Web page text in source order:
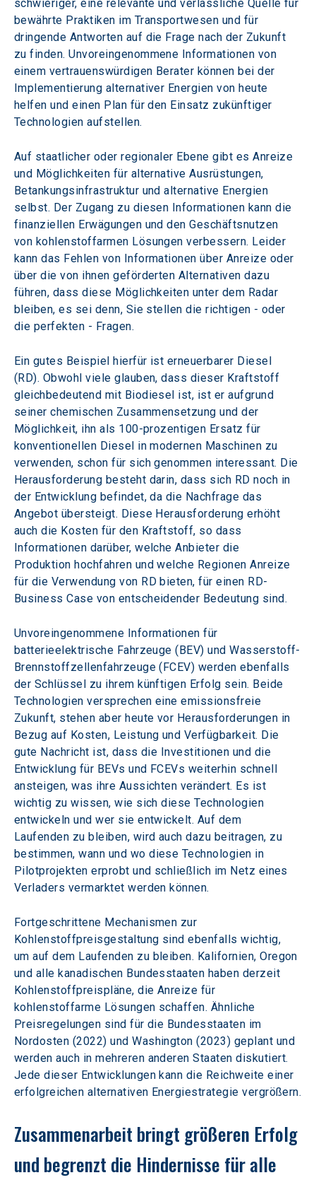
schwieriger, eine relevante und verlässliche Quelle für
bewährte Praktiken im Transportwesen und für
dringende Antworten auf die Frage nach der Zukunft
zu finden. Unvoreingenommene Informationen von
einem vertrauenswürdigen Berater können bei der
Implementierung alternativer Energien von heute
helfen und einen Plan für den Einsatz zukünftiger
Technologien aufstellen.
Auf staatlicher oder regionaler Ebene gibt es Anreize
und Möglichkeiten für alternative Ausrüstungen,
Betankungsinfrastruktur und alternative Energien
selbst. Der Zugang zu diesen Informationen kann die
finanziellen Erwägungen und den Geschäftsnutzen
von kohlenstoffarmen Lösungen verbessern. Leider
kann das Fehlen von Informationen über Anreize oder
über die von ihnen geförderten Alternativen dazu
führen, dass diese Möglichkeiten unter dem Radar
bleiben, es sei denn, Sie stellen die richtigen - oder
die perfekten - Fragen.
Ein gutes Beispiel hierfür ist erneuerbarer Diesel
(RD). Obwohl viele glauben, dass dieser Kraftstoff
gleichbedeutend mit Biodiesel ist, ist er aufgrund
seiner chemischen Zusammensetzung und der
Möglichkeit, ihn als 100-prozentigen Ersatz für
konventionellen Diesel in modernen Maschinen zu
verwenden, schon für sich genommen interessant. Die
Herausforderung besteht darin, dass sich RD noch in
der Entwicklung befindet, da die Nachfrage das
Angebot übersteigt. Diese Herausforderung erhöht
auch die Kosten für den Kraftstoff, so dass
Informationen darüber, welche Anbieter die
Produktion hochfahren und welche Regionen Anreize
für die Verwendung von RD bieten, für einen RD-
Business Case von entscheidender Bedeutung sind.
Unvoreingenommene Informationen für
batterieelektrische Fahrzeuge (BEV) und Wasserstoff-
Brennstoffzellenfahrzeuge (FCEV) werden ebenfalls
der Schlüssel zu ihrem künftigen Erfolg sein. Beide
Technologien versprechen eine emissionsfreie
Zukunft, stehen aber heute vor Herausforderungen in
Bezug auf Kosten, Leistung und Verfügbarkeit. Die
gute Nachricht ist, dass die Investitionen und die
Entwicklung für BEVs und FCEVs weiterhin schnell
ansteigen, was ihre Aussichten verändert. Es ist
wichtig zu wissen, wie sich diese Technologien
entwickeln und wer sie entwickelt. Auf dem
Laufenden zu bleiben, wird auch dazu beitragen, zu
bestimmen, wann und wo diese Technologien in
Pilotprojekten erprobt und schließlich im Netz eines
Verladers vermarktet werden können.
Fortgeschrittene Mechanismen zur
Kohlenstoffpreisgestaltung sind ebenfalls wichtig,
um auf dem Laufenden zu bleiben. Kalifornien, Oregon
und alle kanadischen Bundesstaaten haben derzeit
Kohlenstoffpreispläne, die Anreize für
kohlenstoffarme Lösungen schaffen. Ähnliche
Preisregelungen sind für die Bundesstaaten im
Nordosten (2022) und Washington (2023) geplant und
werden auch in mehreren anderen Staaten diskutiert.
Jede dieser Entwicklungen kann die Reichweite einer
erfolgreichen alternativen Energiestrategie vergrößern.
Zusammenarbeit bringt größeren Erfolg
und begrenzt die Hindernisse für alle